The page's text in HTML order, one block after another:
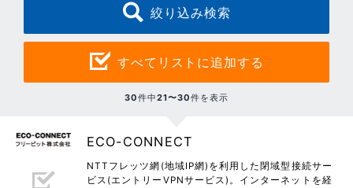
絞り込み検索
すべてリストに追加する
30件中21〜30件を表示
ECO-CONNECT
NTTフレッツ網(地域IP網)を利用した閉域型接続サー
ビス(エントリーVPNサービス)。インターネットを経